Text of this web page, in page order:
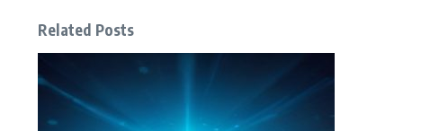
Related Posts